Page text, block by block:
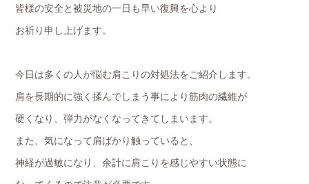
皆様の安全と被災地の一日も早い復興を心より
お祈り申し上げます。
今日は多くの人が悩む肩こりの対処法をご紹介します。
肩を長期的に強く揉んでしまう事により筋肉の繊維が
硬くなり、弾力がなくなってきてしまいます。
また、気になって肩ばかり触っていると、
神経が過敏になり、余計に肩こりを感じやすい状態に